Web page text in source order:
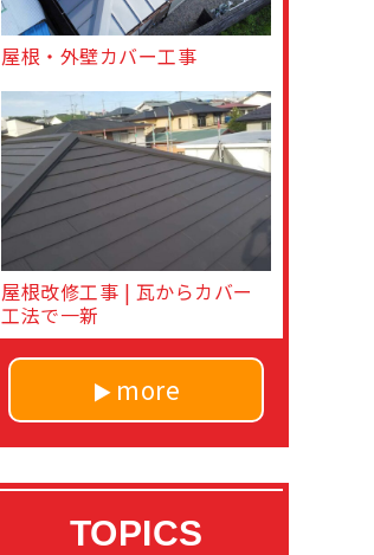
屋根・外壁カバー工事
屋根改修工事 | 瓦からカバー
工法で一新
more
TOPICS